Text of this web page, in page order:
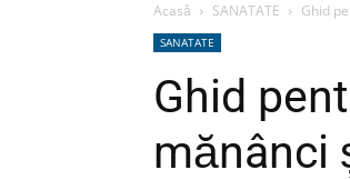
Acasă SANATATE Ghid
SANATATE
Ghid
mănânci